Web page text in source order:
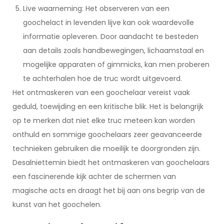
Live waarneming: Het observeren van een
goochelact in levenden lijve kan ook waardevolle
informatie opleveren. Door aandacht te besteden
aan details zoals handbewegingen, lichaamstaal en
mogelijke apparaten of gimmicks, kan men proberen
te achterhalen hoe de truc wordt uitgevoerd.
Het ontmaskeren van een goochelaar vereist vaak
geduld, toewijding en een kritische blik. Het is belangrijk
op te merken dat niet elke truc meteen kan worden
onthuld en sommige goochelaars zeer geavanceerde
technieken gebruiken die moeilijk te doorgronden zijn.
Desalniettemin biedt het ontmaskeren van goochelaars
een fascinerende kijk achter de schermen van
magische acts en draagt het bij aan ons begrip van de
kunst van het goochelen.